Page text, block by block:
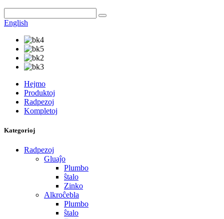
English
Hejmo
Produktoj
Radpezoj
Kompletoj
Kategorioj
Radpezoj
Gluaĵo
Plumbo
ŝtalo
Zinko
Alkroĉebla
Plumbo
ŝtalo